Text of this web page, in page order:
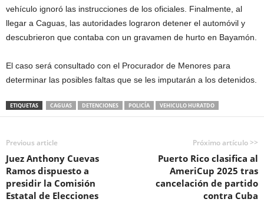
vehículo ignoró las instrucciones de los oficiales. Finalmente, al
llegar a Caguas, las autoridades lograron detener el automóvil y
descubrieron que contaba con un gravamen de hurto en Bayamón.
El caso será consultado con el Procurador de Menores para
determinar las posibles faltas que se les imputarán a los detenidos.
ETIQUETAS CAGUAS DETENCIONES POLICÍA VEHICULO HURATDO
Previous article
Juez Anthony Cuevas
Ramos dispuesto a
presidir la Comisión
Estatal de Elecciones
Próximo artículo >>
Puerto Rico clasifica al
AmeriCup 2025 tras
cancelación de partido
contra Cuba